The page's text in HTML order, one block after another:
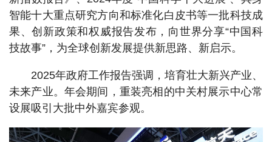
智能十大重点研究方向和标准化白皮书等一批科技成
果、创新政策和权威报告发布，向世界分享“中国科
技故事”，为全球创新发展提供新思路、新启示。
2025年政府工作报告强调，培育壮大新兴产业、
未来产业。年会期间，重装亮相的中关村展示中心常
设展吸引大批中外嘉宾参观。